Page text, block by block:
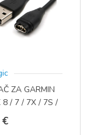
ZA GARMIN
8 / 7 / 7X / 7S /
6S / 5 / 5X /
€